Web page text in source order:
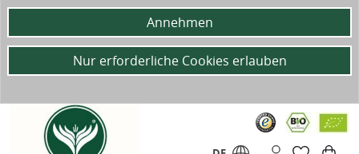
Annehmen
Nur erforderliche Cookies erlauben